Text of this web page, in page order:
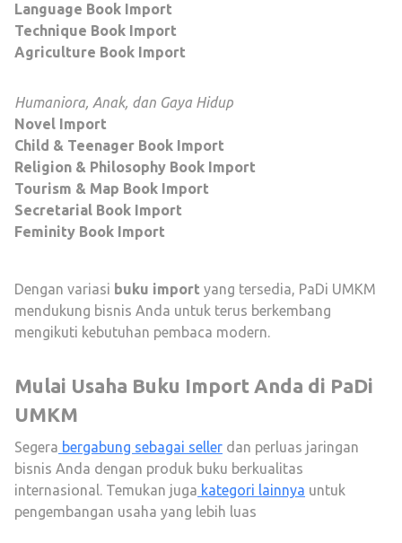
Language Book Import
Technique Book Import
Agriculture Book Import
Humaniora, Anak, dan Gaya Hidup
Novel Import
Child & Teenager Book Import
Religion & Philosophy Book Import
Tourism & Map Book Import
Secretarial Book Import
Feminity Book Import
Dengan variasi buku import yang tersedia, PaDi UMKM
mendukung bisnis Anda untuk terus berkembang
mengikuti kebutuhan pembaca modern.
Mulai Usaha Buku Import Anda di PaDi
UMKM
Segera bergabung sebagai seller dan perluas jaringan
bisnis Anda dengan produk buku berkualitas
internasional. Temukan juga kategori lainnya untuk
pengembangan usaha yang lebih luas